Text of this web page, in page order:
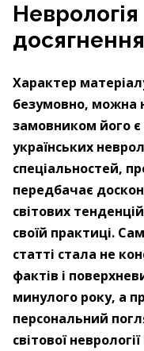
Характер
безумовно, можна
замовником його
українських
спеціальностей,
передбачає
світових
своїй практиці.
статті стала не
фактів і
минулого року, а
персональний
світової